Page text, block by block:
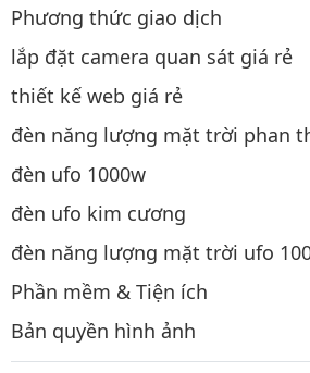
Phương thức giao dịch
lắp đặt camera quan sát giá rẻ
thiết kế web giá rẻ
đèn năng lượng mặt trời phan
đèn ufo 1000w
đèn ufo kim cương
đèn năng lượng mặt trời ufo
Phần mềm & Tiện ích
Bản quyền hình ảnh